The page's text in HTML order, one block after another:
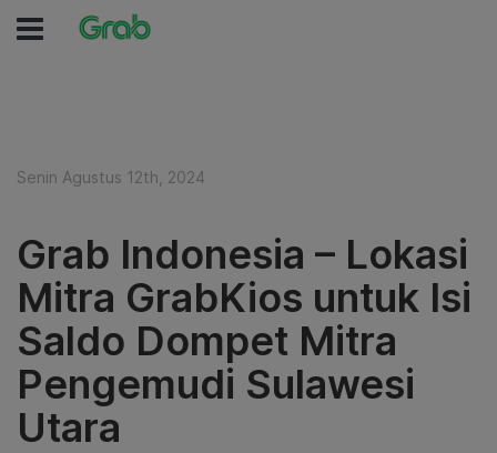
Senin Agustus 12th, 2024
Grab Indonesia – Lokasi
Mitra GrabKios untuk Isi
Saldo Dompet Mitra
Pengemudi Sulawesi
Utara